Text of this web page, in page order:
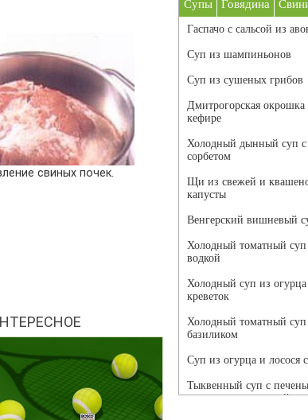
свиных почек.
Супы Говядина
Гаспачо с сальсой из
Суп из шампиньонов
Суп из сушеных грибов
Дмитрогорская окрошка
кефире
Холодный дынный суп с
сорбетом
Щи из свежей и
капусты
Венгерский вишневый
Холодный томатный суп
водкой
Холодный суп из
креветок
Холодный томатный суп
базиликом
Суп из огурца и лосося
Тыквенный суп с
чесноком и томатной